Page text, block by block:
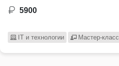
5900
IT и технологии Мастер-класс